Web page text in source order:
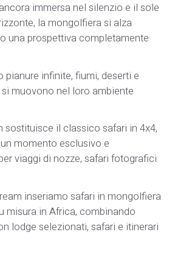
immersa nel silenzio e il sole
la mongolfiera si alza
una prospettiva completamente
pianure infinite, fiumi, deserti e
muovono nel loro ambiente
sostituisce il classico safari in 4x4,
momento esclusivo e
viaggi di nozze, safari fotografici
inseriamo safari in mongolfiera
misura in Africa, combinando
lodge selezionati, safari e itinerari